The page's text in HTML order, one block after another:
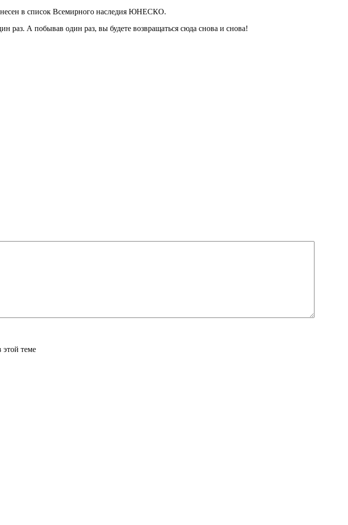
в список Всемирного наследия ЮНЕСКО.
раз. А побывав один раз, вы будете возвращаться сюда снова и снова!
этой теме